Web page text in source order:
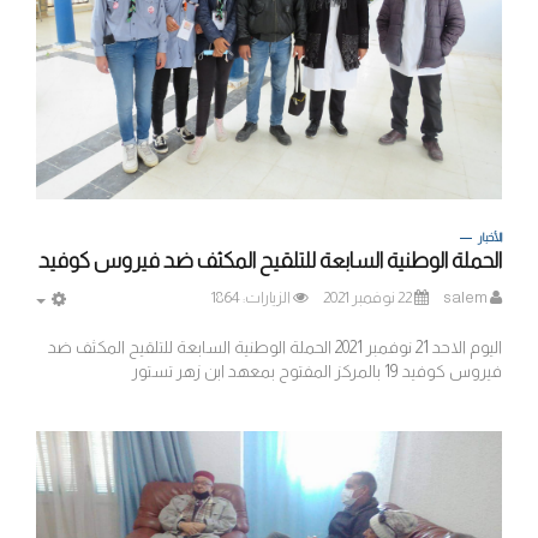
الأخبار
الحملة الوطنية السابعة للتلقيح المكثف ضد فيروس كوفيد
salem 22 نوفمبر 2021 الزيارات: 1864
اليوم الاحد 21 نوفمبر 2021 الحملة الوطنية السابعة للتلقيح المكثف ضد
فيروس كوفيد 19 بالمركز المفتوح بمعهد ابن زهر تستور